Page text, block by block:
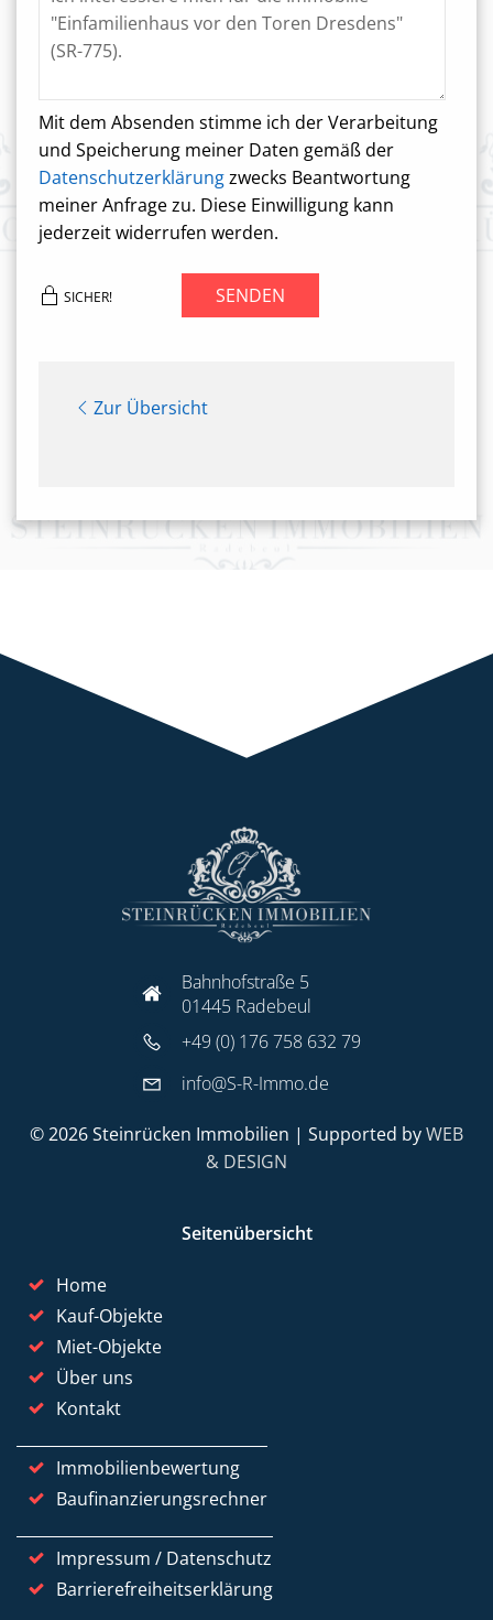
Mit dem Absenden stimme ich der Verarbeitung
und Speicherung meiner Daten gemäß der
Datenschutzerklärungzwecks Beantwortung
meiner Anfrage zu. Diese Einwilligung kann
jederzeit widerrufen werden.
SICHER! SENDEN
Zur Übersicht
Bahnhofstraße 5
01445 Radebeul
+49 (0) 176 758 632 79
info@S-R-Immo.de
© 2026 Steinrücken Immobilien | Supported byWEB
& DESIGN
Seitenübersicht
Home
Kauf-Objekte
Miet-Objekte
Über uns
Kontakt
Immobilienbewertung
Baufinanzierungsrechner
Impressum / Datenschutz
Barrierefreiheitserklärung